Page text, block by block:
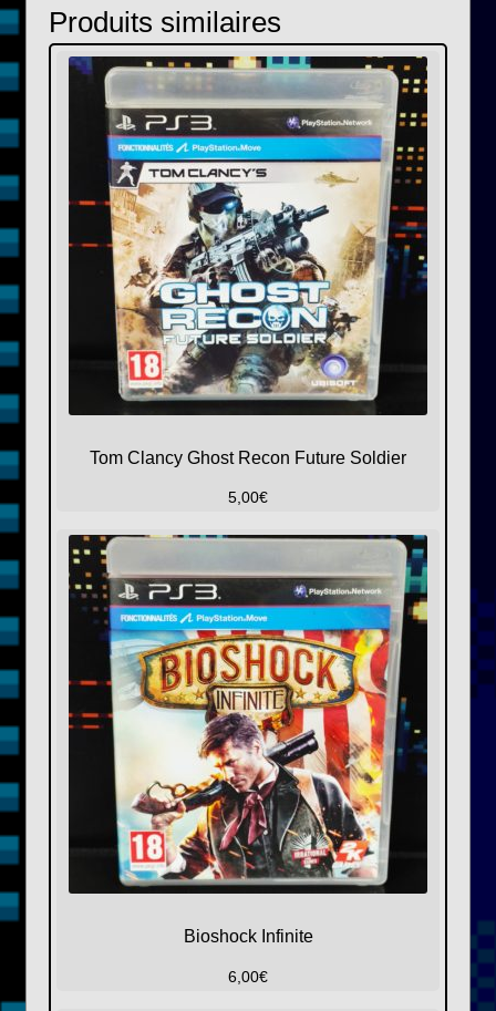
Produits similaires
Tom Clancy Ghost Recon Future Soldier
5,00€
Bioshock Infinite
6,00€